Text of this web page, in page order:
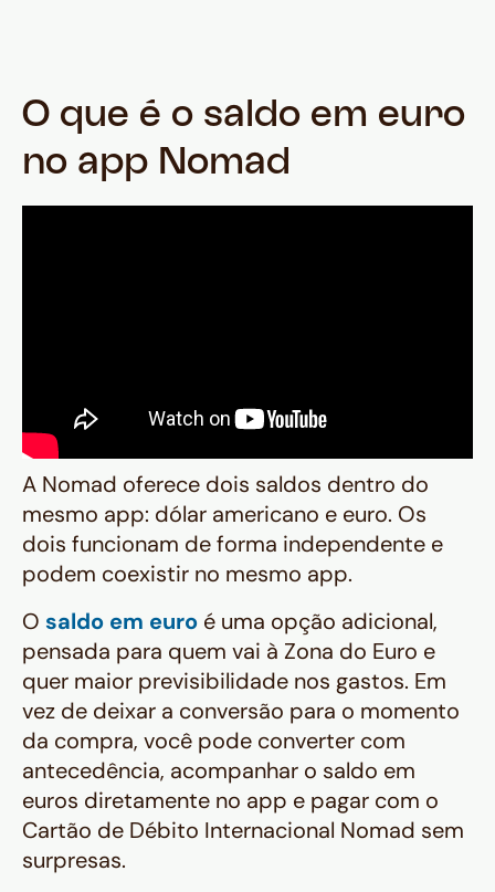
O que é o saldo em euro
no app Nomad
A Nomad oferece dois saldos dentro do
mesmo app: dólar americano e euro. Os
dois funcionam de forma independente e
podem coexistir no mesmo app.
O saldo em euro é uma opção adicional,
pensada para quem vai à Zona do Euro e
quer maior previsibilidade nos gastos. Em
vez de deixar a conversão para o momento
da compra, você pode converter com
antecedência, acompanhar o saldo em
euros diretamente no app e pagar com o
Cartão de Débito Internacional Nomad sem
surpresas.